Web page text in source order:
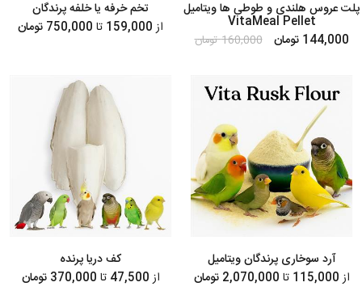
پلت عروس هلندی و طوطی ها ویتامیل
VitaMeal Pellet
144,000 تومان
160,000 تومان
تخم خرفه یا خلفه پرندگان
از159,000 تا
آرد سوخاری پرندگان ویتامیل
از115,000 تا
کف دریا پرنده
از47,500 تا